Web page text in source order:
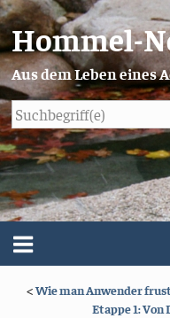
Hommel-
Aus dem Leben eines
Menü
<Wie man Anwender
Etappe 1: Von